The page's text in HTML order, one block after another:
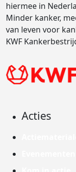
hiermee in
Minder kanker,
van leven voor
KWF
Acties